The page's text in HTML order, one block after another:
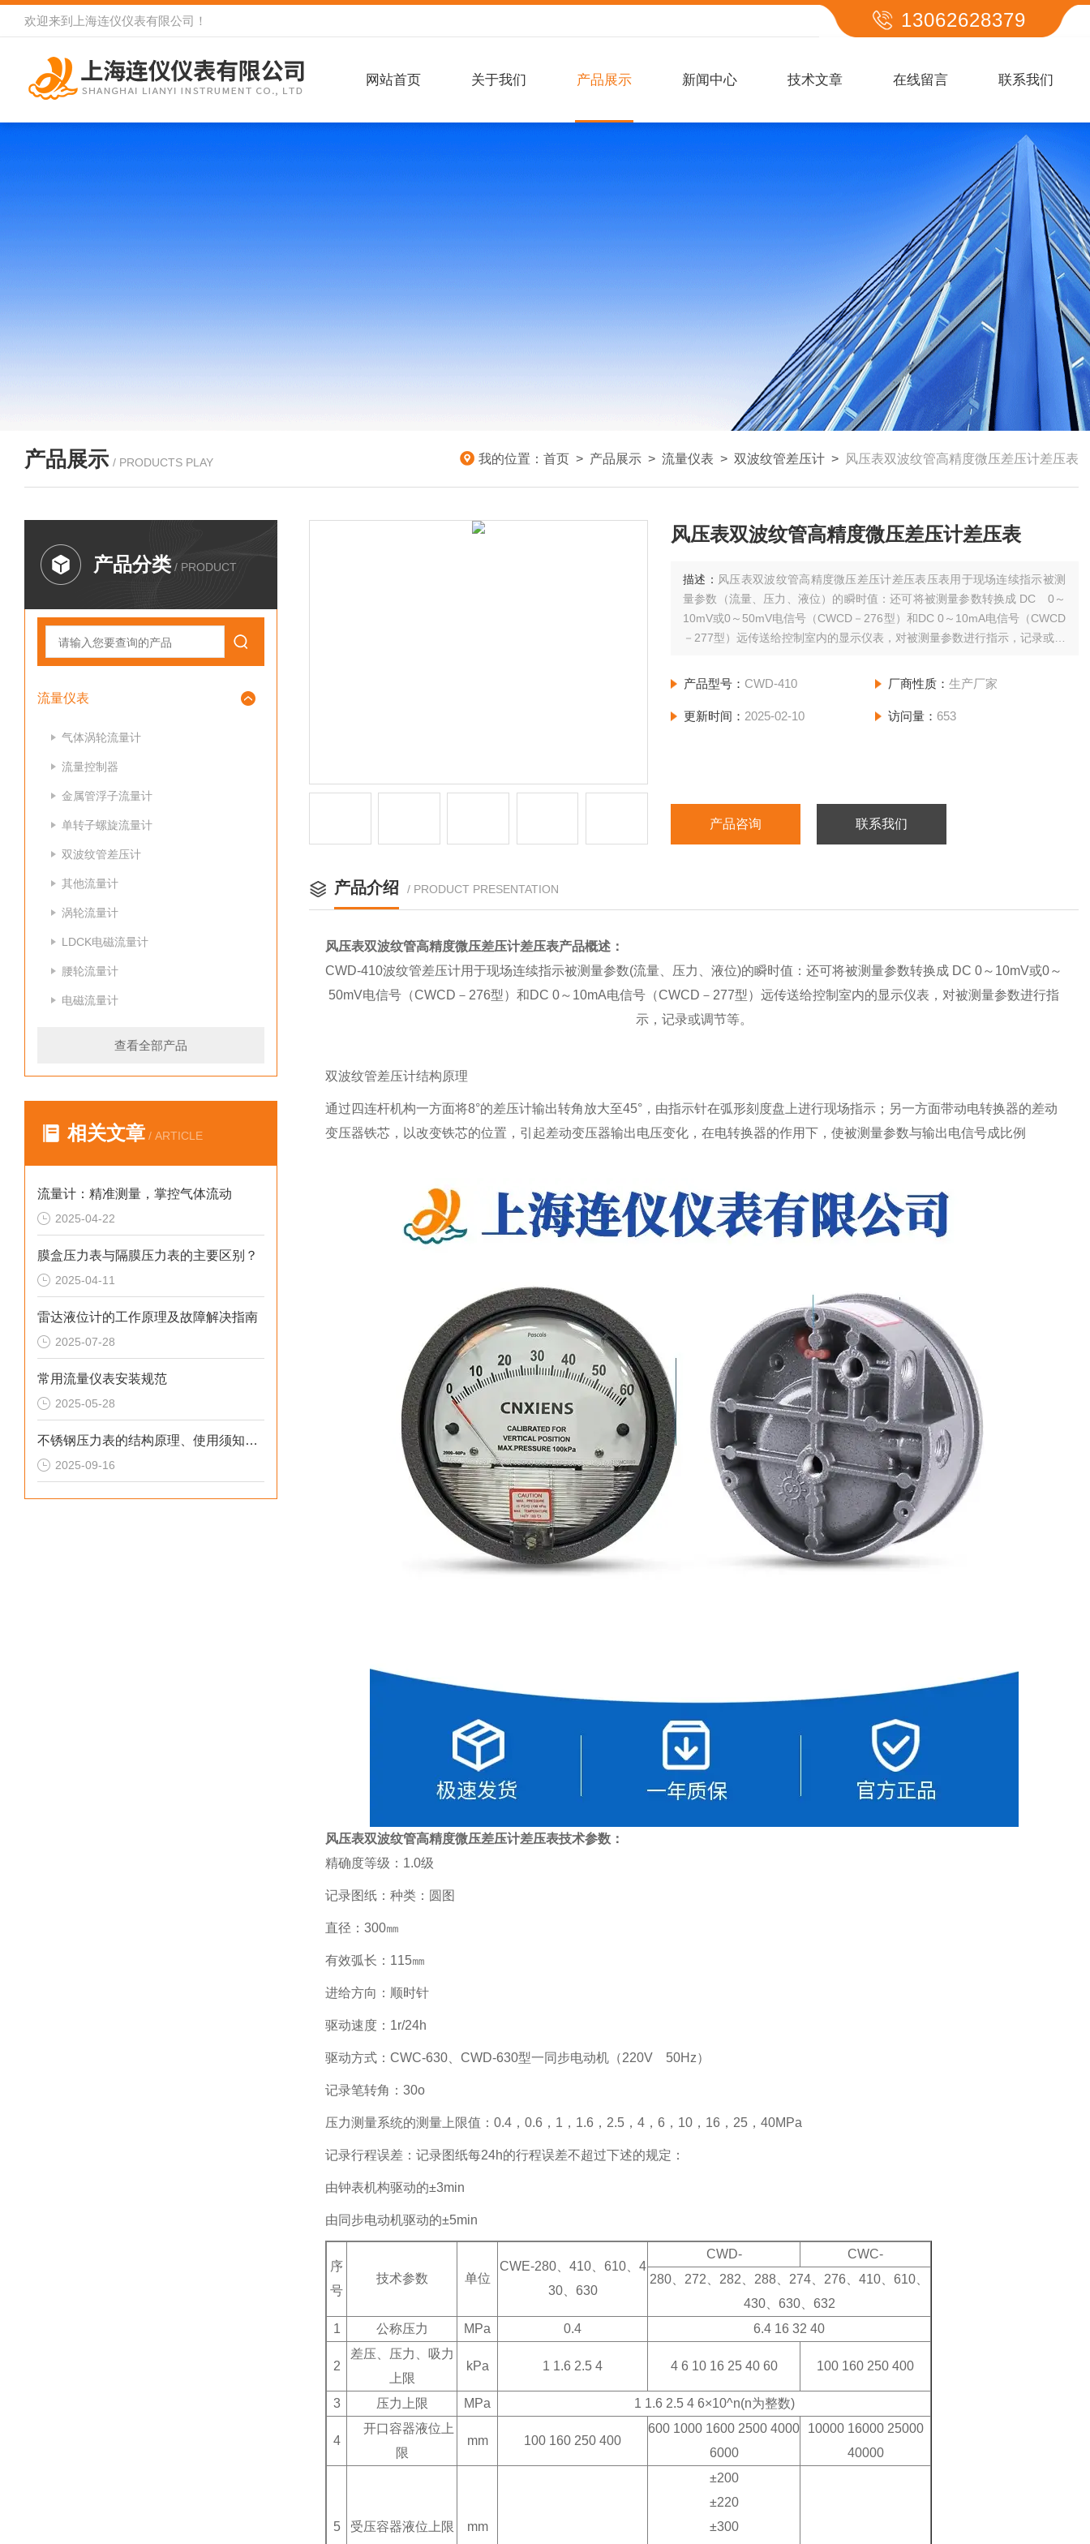
欢迎来到 上海连仪仪表有限公司 ！ 13062628379
网站首页 关于我们 产品展示 新闻中心 技术文章 在线留言 联系我们
产品展示 / PRODUCTS PLAY 我的位置： 首页 > 产品展示 > 流量仪表 > 双波纹管差压计 > 风压表双波纹管高精度微压差压计差压表
产品分类 / PRODUCT
流量仪表
气体涡轮流量计
流量控制器
金属管浮子流量计
单转子螺旋流量计
双波纹管差压计
其他流量计
涡轮流量计
LDCK电磁流量计
腰轮流量计
电磁流量计
查看全部产品
相关文章 / ARTICLE
流量计：精准测量，掌控气体流动
2025-04-22
膜盒压力表与隔膜压力表的主要区别？
2025-04-11
雷达液位计的工作原理及故障解决指南
2025-07-28
常用流量仪表安装规范
2025-05-28
不锈钢压力表的结构原理、使用须知、用途和特点
2025-09-16
风压表双波纹管高精度微压差压计差压表
描述： 风压表双波纹管高精度微压差压计差压表压表用于现场连续指示被测
量参数（流量、压力、液位）的瞬时值：还可将被测量参数转换成 DC 0～
10mV或0～50mV电信号（CWCD－276型）和DC 0～10mA电信号（CWCD
－277型）远传送给控制室内的显示仪表，对被测量参数进行指示，记录或调
产品型号： CWD-410 厂商性质： 生产厂家
更新时间： 2025-02-10 访问量： 653
产品咨询 联系我们
产品介绍 / PRODUCT PRESENTATION
风压表双波纹管高精度微压差压计差压表产品概述：
CWD-410波纹管差压计用于现场连续指示被测量参数(流量、压力、液位)的瞬时值：还可将被测量参数转换成 DC 0～10mV或0～
50mV电信号（CWCD－276型）和DC 0～10mA电信号（CWCD－277型）远传送给控制室内的显示仪表，对被测量参数进行指
示，记录或调节等。
双波纹管差压计结构原理
通过四连杆机构一方面将8°的差压计输出转角放大至45°，由指示针在弧形刻度盘上进行现场指示；另一方面带动电转换器的差动
变压器铁芯，以改变铁芯的位置，引起差动变压器输出电压变化，在电转换器的作用下，使被测量参数与输出电信号成比例
风压表双波纹管高精度微压差压计差压表技术参数：
精确度等级：1.0级
记录图纸：种类：圆图
直径：300㎜
有效弧长：115㎜
进给方向：顺时针
驱动速度：1r/24h
驱动方式：CWC-630、CWD-630型一同步电动机（220V 50Hz）
记录笔转角：30o
压力测量系统的测量上限值：0.4，0.6，1，1.6，2.5，4，6，10，16，25，40MPa
记录行程误差：记录图纸每24h的行程误差不超过下述的规定：
由钟表机构驱动的±3min
由同步电动机驱动的±5min
序
号
技术参数 单位
CWE-280、410、610、4
30、630
CWD-
CWC-
280、272、282、288、274、276、410、610、
430、630、632
1
公称压力 MPa 0.4 6.4 16 32 40
2
差压、压力、吸力
上限
kPa 1 1.6 2.5 4 4 6 10 16 25 40 60 100 160 250 400
3 压力上限 MPa 1 1.6 2.5 4 6×10^n(n为整数)
4
开口容器液位上
限
mm 100 160 250 400
600 1000 1600 2500 4000
6000
10000 16000 25000
40000
5 受压容器液位上限 mm
±200
±220
±300